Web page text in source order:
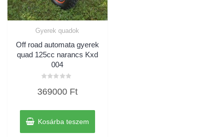
Gyerek quadok
Off road automata gyerek
quad 125cc narancs Kxd
004
0
369000 Ft
Kosárba teszem